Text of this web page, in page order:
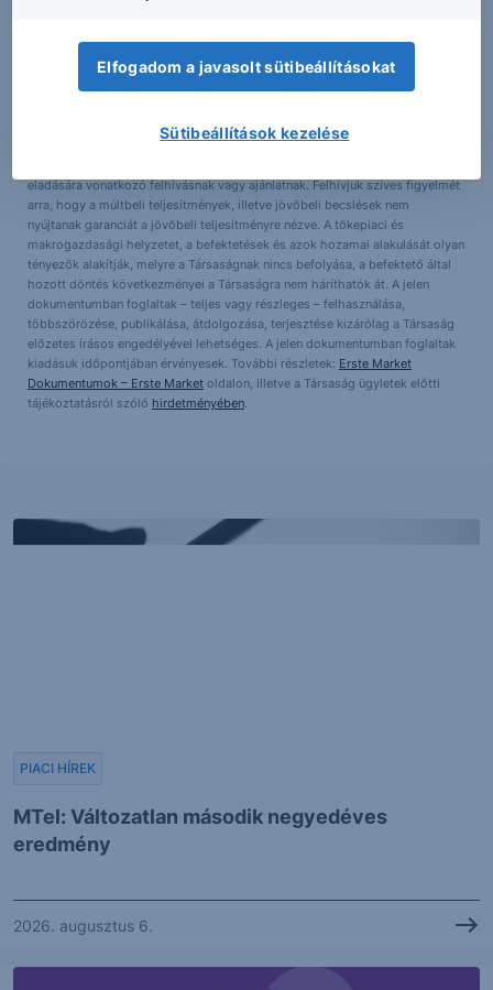
A jelen dokumentumban foglalt információk az Erste Befektetési Zrt.
(székhely: 1138 Budapest, Népfürdő u. 24-26.; tev. eng. szám: E-
III/324/2008 és III/75.005-19/2002; tőzsdetagság: BÉT Zrt.; a továbbiakban:
Társaság szavatosságot vagy felelősséget nem vállal. A jelen
dokumentumban foglaltak nem minősíthetők befektetésre való
eladására vonatkozó felhívásnak vagy ajánlatnak. Felhívjuk szíves figyelmét
arra, hogy a múltbeli teljesítmények, illetve jövőbeli becslések nem
nyújtanak garanciát a jövőbeli teljesítményre nézve. A tőkepiaci és
makrogazdasági helyzetet, a befektetések és azok hozamai alakulását olyan
tényezők alakítják, melyre a Társaságnak nincs befolyása, a befektető által
hozott döntés következményei a Társaságra nem háríthatók át. A jelen
dokumentumban foglaltak – teljes vagy részleges – felhasználása,
többszörözése, publikálása, átdolgozása, terjesztése kizárólag a Társaság
előzetes írásos engedélyével lehetséges. A jelen dokumentumban foglaltak
kiadásuk időpontjában érvényesek. További részletek: Erste Market
Dokumentumok – Erste Marketoldalon, illetve a Társaság ügyletek előtti
tájékoztatásról szóló hirdetményében.
MTel: Változatlan második negyedéves
eredmény
PIACI HÍREK
2026. augusztus 6.
Elfogadom a javasolt sütibeállításokat
Sütibeállítások kezelése